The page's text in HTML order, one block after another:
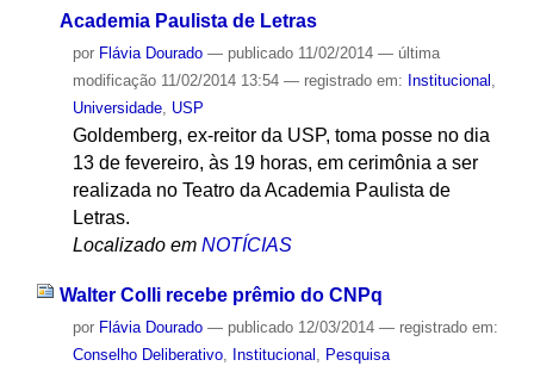
Academia Paulista de Letras
por Flávia Dourado — publicado11/02/2014 — última
modificação11/02/2014 13:54 — registrado em: Institucional
Universidade, USP
Goldemberg, ex-reitor da USP, toma posse no dia
13 de fevereiro, às 19 horas, em cerimônia a ser
realizada no Teatro da Academia Paulista de
Letras.
Localizado em NOTÍCIAS
Walter Colli recebe prêmio do CNPq
por Flávia Dourado — publicado12/03/2014 — registrado em:
Conselho Deliberativo, Institucional , Pesquisa